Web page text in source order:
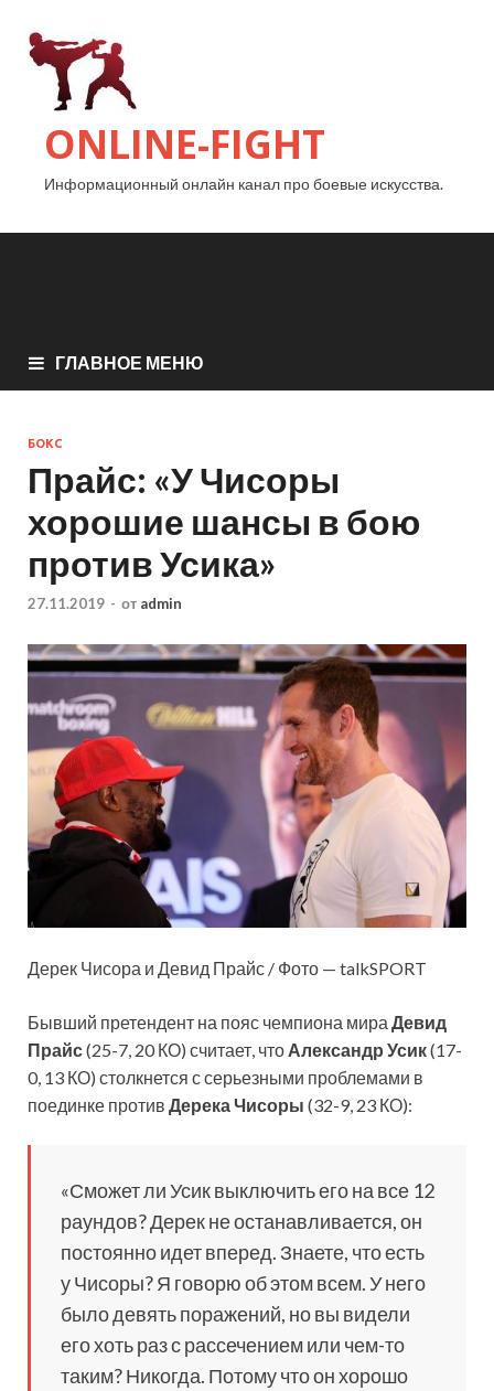
ONLINE-FIGHT
Информационный онлайн канал про боевые искусства.
ГЛАВНОЕ МЕНЮ
БОКС
Прайс: «У Чисоры
хорошие шансы в бою
против Усика»
27.11.2019 - от admin
Дерек Чисора и Девид Прайс / Фото — talkSPORT
Бывший претендент на пояс чемпиона мира Девид
Прайс(25-7, 20 КО) считает, что Александр Усик(17-
0, 13 КО) столкнется с серьезными проблемами в
поединке против Дерека Чисоры (32-9, 23 КО):
«Сможет ли Усик выключить его на все 12
раундов? Дерек не останавливается, он
постоянно идет вперед. Знаете, что есть
у Чисоры? Я говорю об этом всем. У него
было девять поражений, но вы видели
его хоть раз с рассечением или чем-то
таким? Никогда. Потому что он хорошо